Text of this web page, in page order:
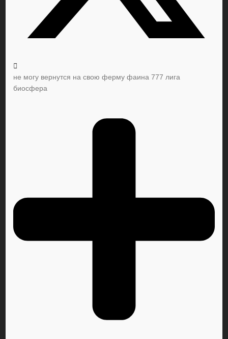
не могу вернутся на свою ферму фаина 777 лига
биосфера